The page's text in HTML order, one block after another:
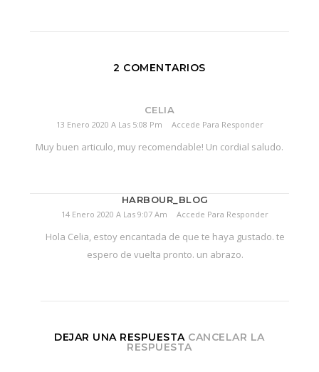
2 COMENTARIOS
CELIA
13 Enero 2020 A Las 5:08 Pm Accede Para Responder
Muy buen articulo, muy recomendable! Un cordial saludo.
HARBOUR_BLOG
14 Enero 2020 A Las 9:07 Am Accede Para Responder
Hola Celia, estoy encantada de que te haya gustado. te
espero de vuelta pronto. un abrazo.
DEJAR UNA RESPUESTA CANCELAR LA
RESPUESTA